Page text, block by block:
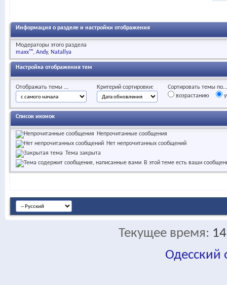
Информация о разделе и настройки отображения
Модераторы этого раздела
maxx™ Andy Natallya
Настройка отображения тем
Отображать темы ... Критерий сортировки:
Сортировать темы по...
возрастанию
Список иконок
Непрочитанные сообщения
Нет непрочитанных сообщений
Тема закрыта
В этой теме есть ваши
Текущее время:
Одесский